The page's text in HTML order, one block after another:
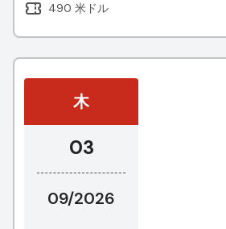
490 米ドル
木
03
09/2026